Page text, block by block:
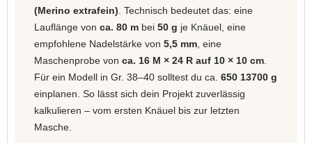
(Merino extrafein) . Technisch bedeutet das: eine
Lauflänge von ca. 80 m bei 50 g je Knäuel, eine
empfohlene Nadelstärke von 5,5 mm , eine
Maschenprobe von ca. 16 M × 24 R auf 10 × 10 cm
Für ein Modell in Gr. 38–40 solltest du ca. 650 13700 g
einplanen. So lässt sich dein Projekt zuverlässig
kalkulieren – vom ersten Knäuel bis zur letzten
Masche.